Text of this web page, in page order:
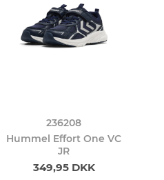
236208
Hummel Effort One VC
JR
349,95 DKK